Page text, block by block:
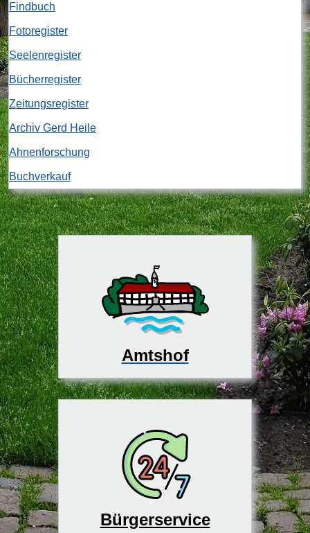
Findbuch
Fotoregister
Seelenregister
Bücherregister
Zeitungsregister
Archiv Gerd Heile
Ahnenforschung
Buchverkauf
Amtshof
Bürgerservice